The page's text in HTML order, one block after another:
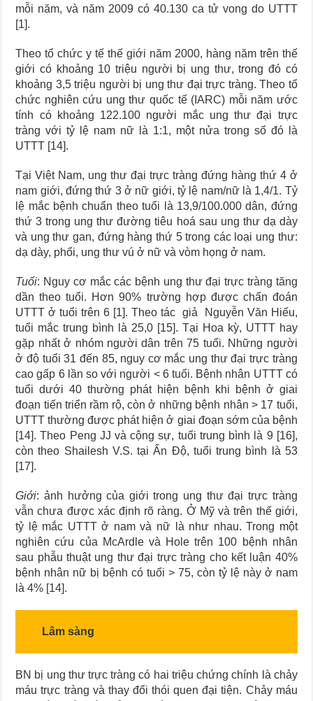
mỗi năm, và năm 2009 có 40.130 ca tử vong do UTTT
[1].
Theo tổ chức y tế thế giới năm 2000, hàng năm trên thế
giới có khoảng 10 triệu người bị ung thư, trong đó có
khoảng 3,5 triệu người bị ung thư đại trực tràng. Theo tổ
chức nghiên cứu ung thư quốc tế (IARC) mỗi năm ước
tính có khoảng 122.100 người mắc ung thư đại trực
tràng với tỷ lệ nam nữ là 1:1, một nửa trong số đó là
UTTT [14].
Tại Việt Nam, ung thư đại trực tràng đứng hàng thứ 4 ở
nam giới, đứng thứ 3 ở nữ giới, tỷ lệ nam/nữ là 1,4/1. Tỷ
lệ mắc bệnh chuẩn theo tuổi là 13,9/100.000 dân, đứng
thứ 3 trong ung thư đường tiêu hoá sau ung thư dạ dày
và ung thư gan, đứng hàng thứ 5 trong các loại ung thư:
dạ dày, phổi, ung thư vú ở nữ và vòm họng ở nam.
Tuổi: Nguy cơ mắc các bệnh ung thư đại trực tràng tăng
dần theo tuổi. Hơn 90% trường hợp được chẩn đoán
UTTT ở tuổi trên 6 [1]. Theo tác giả Nguyễn Văn Hiếu,
tuổi mắc trung bình là 25,0 [15]. Tại Hoa kỳ, UTTT hay
gặp nhất ở nhóm người dân trên 75 tuổi. Những người
ở độ tuổi 31 đến 85, nguy cơ mắc ung thư đại trực tràng
cao gấp 6 lần so với người < 6 tuổi. Bệnh nhân UTTT có
tuổi dưới 40 thường phát hiện bệnh khi bệnh ở giai
đoạn tiến triển rầm rộ, còn ở những bệnh nhân > 17 tuổi,
UTTT thường được phát hiện ở giai đoạn sớm của bệnh
[14]. Theo Peng JJ và cộng sự, tuổi trung bình là 9 [16],
còn theo Shailesh V.S. tại Ấn Độ, tuổi trung bình là 53
[17].
Giới: ảnh hưởng của giới trong ung thư đại trực tràng
vẫn chưa được xác định rõ ràng. Ở Mỹ và trên thế giới,
tỷ lệ mắc UTTT ở nam và nữ là như nhau. Trong một
nghiên cứu của McArdle và Hole trên 100 bệnh nhân
sau phẫu thuật ung thư đại trực tràng cho kết luận 40%
bệnh nhân nữ bị bệnh có tuổi > 75, còn tỷ lệ này ở nam
là 4% [14].
Lâm sàng
BN bị ung thư trực tràng có hai triệu chứng chính là chảy
máu trực tràng và thay đổi thói quen đại tiện. Chảy máu